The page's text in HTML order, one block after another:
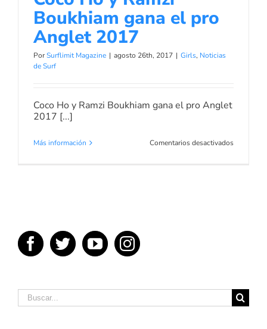
Boukhiam gana el pro
Anglet 2017
PorSurflimit Magazine | agosto 26th, 2017 | Girls, Noticias
de Surf
Coco Ho y Ramzi Boukhiam gana el pro Anglet
2017 [...]
Más información Comentarios desactivadosen
Buscar: